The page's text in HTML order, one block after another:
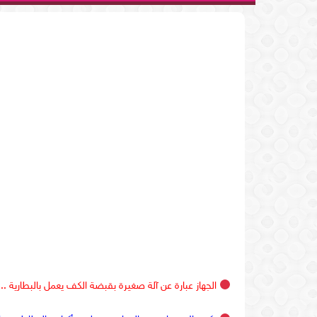
الجهاز عبارة عن آلة صغيرة بقبضة الكف يعمل بالبطارية ..